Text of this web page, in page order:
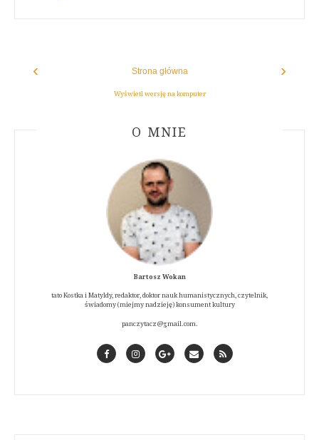
‹ ›
Strona główna
Wyświetl wersję na komputer
ABOUT AUTHOR
O MNIE
Bartosz Wokan
tato Kostka i Matyldy, redaktor, doktor nauk humanistycznych, czytelnik,
świadomy (miejmy nadzieję) konsument kultury
panczytacz@gmail.com.
FacebookInstagramGooglePlus
ContactRSS